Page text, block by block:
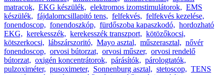
matracok, EKG készülék, elektromos izomstimulátorok, EMS
készülék, fájdalomcsillapitó tens, felfekvés, felfekvés kezelése,
fonendoscop, fonendoszkóp, fürdőszoba kapaszkodó, hordozható
EKG, kerekesszék, kerekesszék transzport, kötözőkocsi,
kötszerkocsi, lábszárszoritó, Mayo asztal, műszerasztal, nővér
fonendoscop, orvosi bútorzat, orvosi műszer, orvosi rendelő
bútorzat, oxigén koncentrátorok, párásítók, párologtatók,
pulzoximéter, pusoximeter, Sonnenburg asztal, stetoscop, TENS